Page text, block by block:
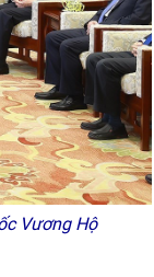
Vương Hộ